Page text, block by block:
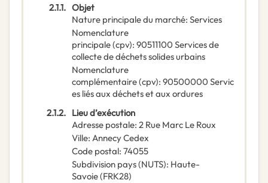
2.1.1. Objet
Nature principale du marché: Services
Nomenclature
principale(cpv): 90511100 Services de
collecte de déchets solides urbains
Nomenclature
complémentaire(cpv): 90500000 Servic
es liés aux déchets et aux ordures
2.1.2. Lieu d’exécution
Adresse postale: 2 Rue Marc Le Roux
Ville: Annecy Cedex
Code postal: 74055
Subdivision pays (NUTS): Haute-
Savoie(FRK28)